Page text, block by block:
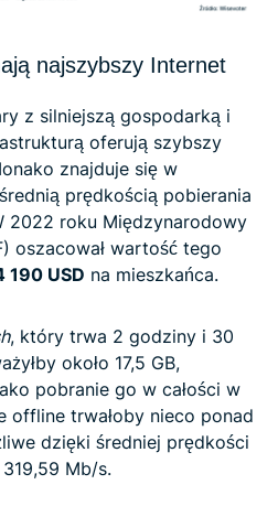
najszybszy Internet
z silniejszą gospodarką i
oferują szybszy
znajduje się w
prędkością pobierania
2022 roku Międzynarodowy
oszacował wartość tego
190 USD na mieszkańca.
, który trwa 2 godziny i 30
około 17,5 GB,
pobranie go w całości w
offline trwałoby nieco ponad
dzięki średniej prędkości
Mb/s.